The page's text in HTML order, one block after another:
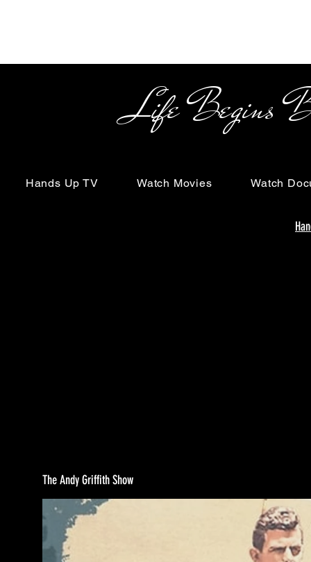
Life Begins
Hands Up TV Watch Movies Watch
The Andy Griffith Show